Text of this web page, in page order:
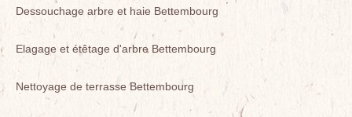
Dessouchage arbre et haie Bettembourg
Elagage et étêtage d'arbre Bettembourg
Nettoyage de terrasse Bettembourg